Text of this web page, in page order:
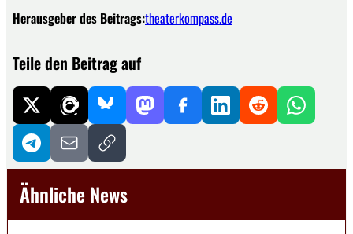
Herausgeber des Beitrags:theaterkompass.de
Teile den Beitrag auf
Ähnliche News